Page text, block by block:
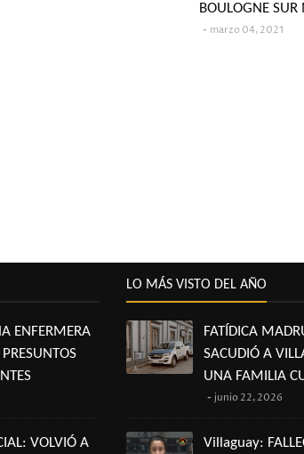
BOULOGNE SUR
marzo 04, 2021
ENFERMERA
VOLVIÓ A
LO MÁS VISTO DEL AÑO
FATÍDICA
SACUDIÓ A
UNA FAMILIA
junio 22, 2026
Villaguay: